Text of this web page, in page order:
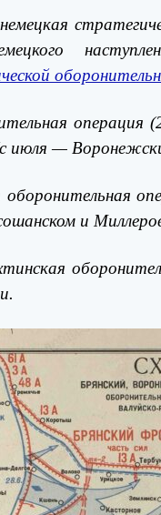
операция
июля —
оборонительная
и